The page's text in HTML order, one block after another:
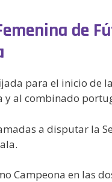
de
para el inicio de
y al combinado
a disputar la
Campeona en las